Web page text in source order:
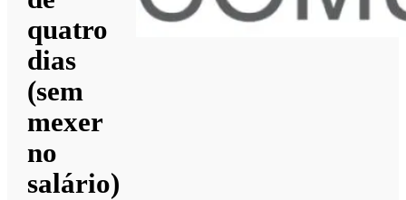
quatro
dias
(sem
mexer
no
salário)